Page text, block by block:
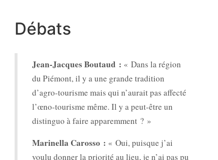
Débats
Jean-Jacques Boutaud : « Dans la région
du Piémont, il y a une grande tradition
d’agro-tourisme mais qui n’aurait pas affecté
l’œno-tourisme même. Il y a peut-être un
distinguo à faire apparemment ? »
Marinella Carosso : « Oui, puisque j’ai
voulu donner la priorité au lieu, je n’ai pas pu